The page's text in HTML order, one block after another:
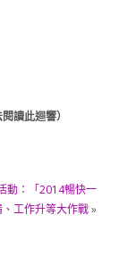
讀此迴響）
動：「2014暢快一
工作升等大作戰»